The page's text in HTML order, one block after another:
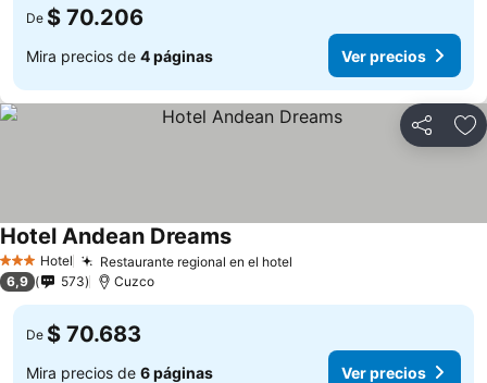
De $ 70.206
Mira precios de 4 páginas Ver precios
Compartir
3 Estrellas
Hotel Restaurante regional en el hotel
Hotel Andean Dreams
6,9 573 Cuzco
De $ 70.683
Mira precios de 6 páginas Ver precios